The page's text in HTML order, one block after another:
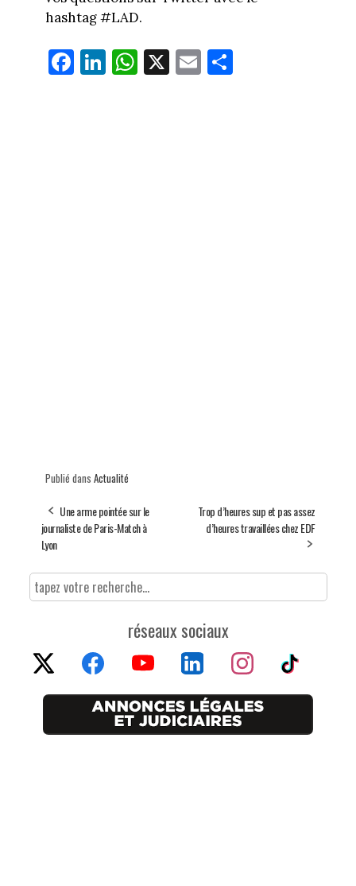
hashtag #LAD.
Fa
ce
Li
nk
W
ha
X E
m
Pa
rt
Publié dans Actualité
Une arme pointée sur le
journaliste de Paris-Match à
Lyon
Trop d’heures sup et pas assez
d’heures travaillées chez EDF
réseaux sociaux